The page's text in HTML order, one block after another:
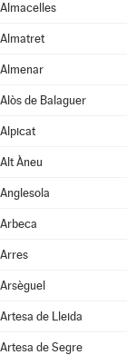
Almacelles
Almatret
Almenar
Alòs de Balaguer
Alpicat
Alt Àneu
Anglesola
Arbeca
Arres
Arsèguel
Artesa de Lleida
Artesa de Segre